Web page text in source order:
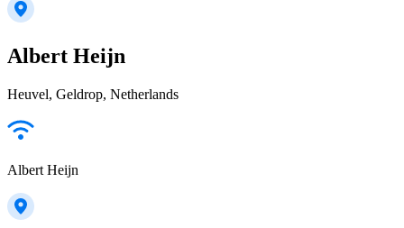
Albert Heijn
Heuvel, Geldrop, Netherlands
Albert Heijn